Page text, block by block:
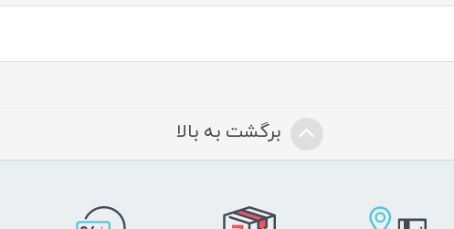
برگشت به بالا